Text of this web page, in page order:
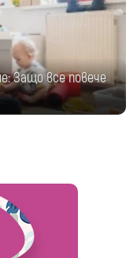
Защо все повече